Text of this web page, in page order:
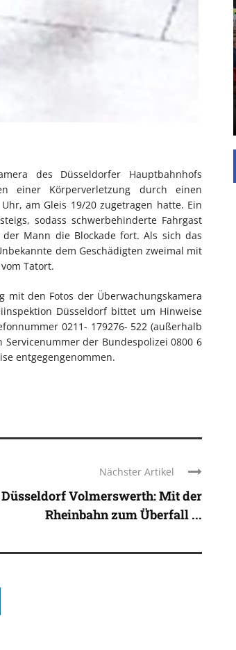
des Düsseldorfer Hauptbahnhofs
einer Körperverletzung durch einen
am Gleis 19/20 zugetragen hatte. Ein
sodass schwerbehinderte Fahrgast
Mann die Blockade fort. Als sich das
dem Geschädigten zweimal mit
Tatort.
den Fotos der Überwachungskamera
Düsseldorf bittet um Hinweise
0211- 179276- 522 (außerhalb
der Bundespolizei 0800 6
entgegengenommen.
Nächster Artikel
Düsseldorf Volmerswerth: Mit der
Rheinbahn zum Überfall ...
EINFAMILIENHAUS
UNTERSTÜTZEN